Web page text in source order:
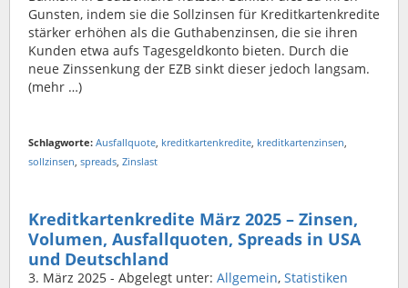
Gunsten, indem sie die Sollzinsen für Kreditkartenkredite
stärker erhöhen als die Guthabenzinsen, die sie ihren
Kunden etwa aufs Tagesgeldkonto bieten. Durch die
neue Zinssenkung der EZB sinkt dieser jedoch langsam.
(mehr …)
Schlagworte: Ausfallquote, kreditkartenkredite, kreditkartenzinsen,
sollzinsen, spreads, Zinslast
Kreditkartenkredite März 2025 – Zinsen,
Volumen, Ausfallquoten, Spreads in USA
und Deutschland
3. März 2025 - Abgelegt unter: Allgemein, Statistiken